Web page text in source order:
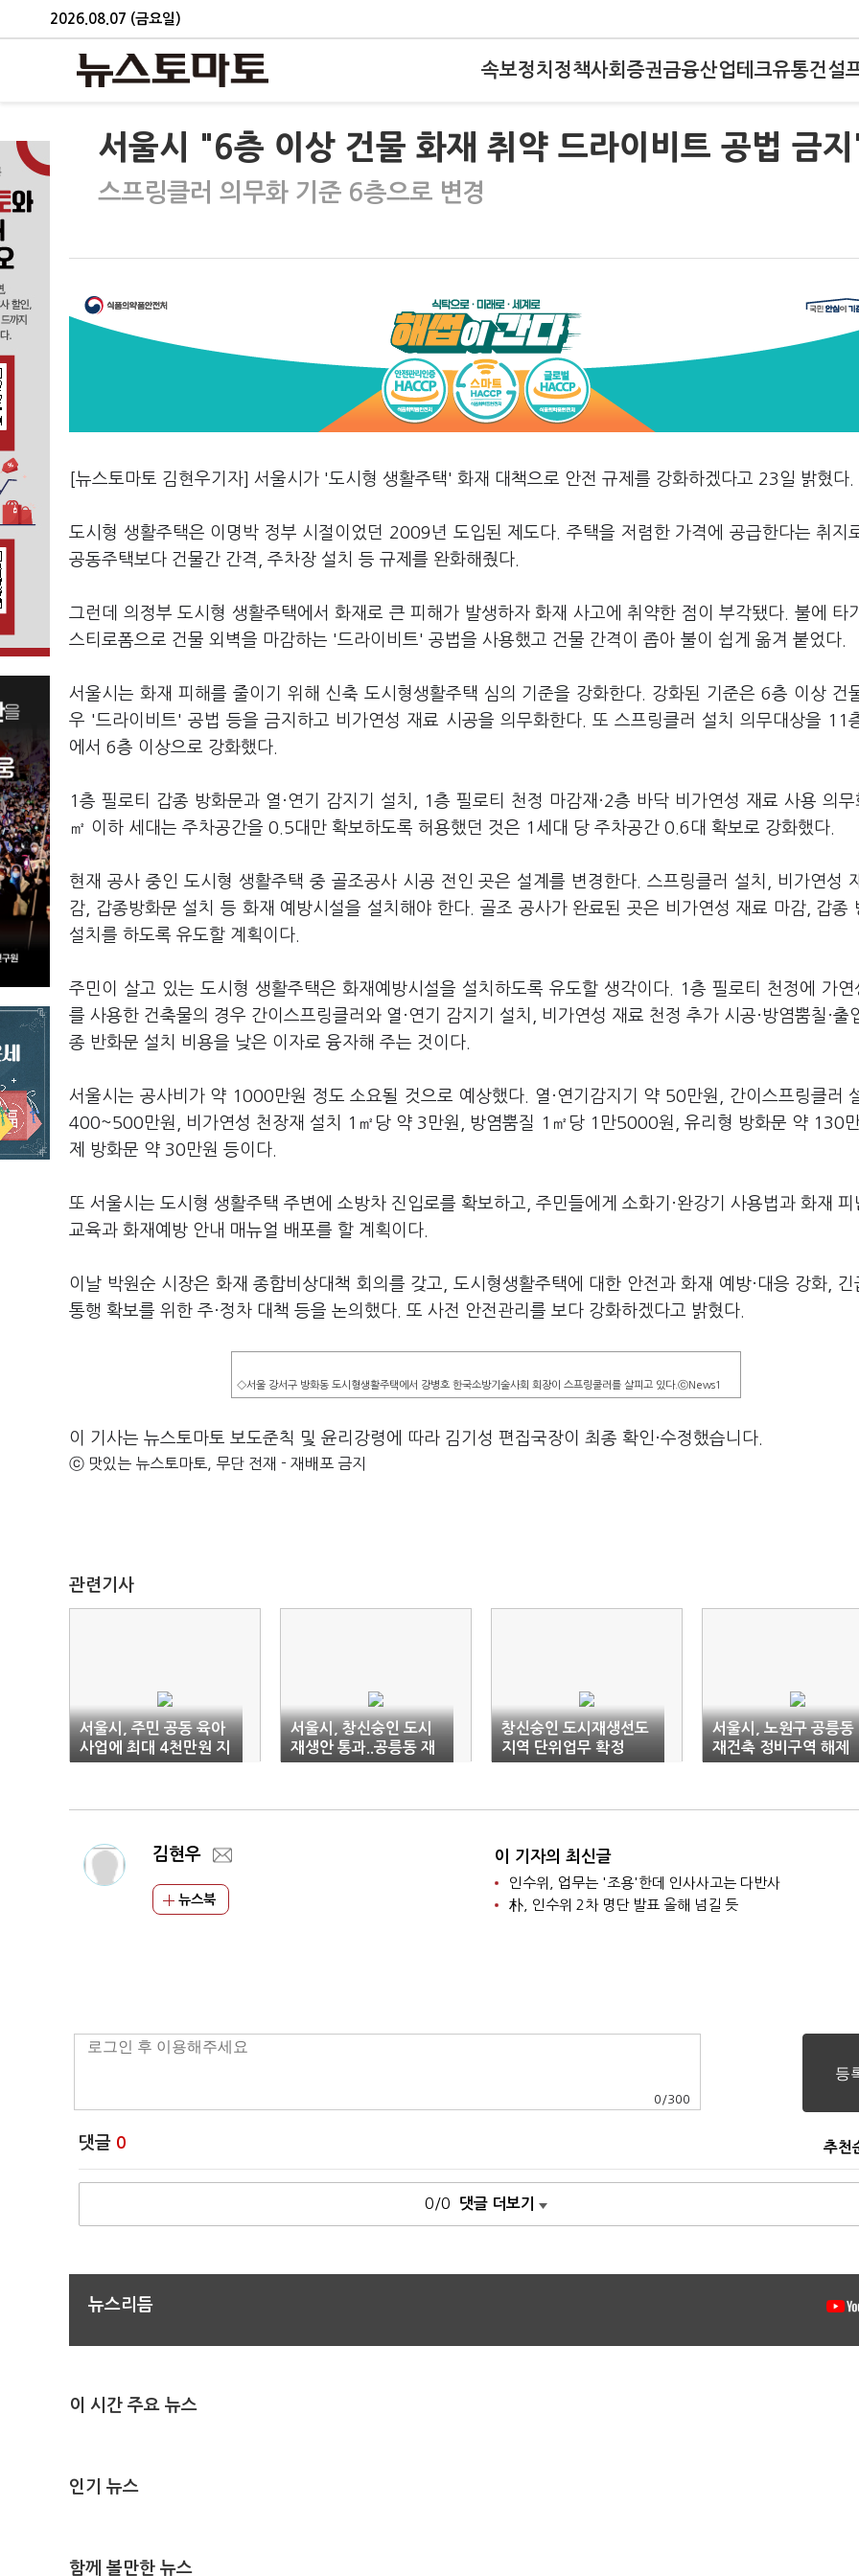
2026.08.07 (금요일)
속보정치 정책사회 증권금융산업테크유통건설
서울시 "6층 이상 건물 화재 취약 드라이비트 공법 금
스프링클러 의무화 기준 6층으로 변경
[뉴스토마토 김현우기자] 서울시가 '도시형 생활주택' 화재 대책으로 안전 규제를 강화하겠다고 23일 밝혔다.
도시형 생활주택은 이명박 정부 시절이었던 2009년 도입된 제도다. 주택을 저렴한 가격에 공급한다는 취지
공동주택보다 건물간 간격, 주차장 설치 등 규제를 완화해줬다.
그런데 의정부 도시형 생활주택에서 화재로 큰 피해가 발생하자 화재 사고에 취약한 점이 부각됐다. 불에 타
스티로폼으로 건물 외벽을 마감하는 '드라이비트' 공법을 사용했고 건물 간격이 좁아 불이 쉽게 옮겨 붙었다.
서울시는 화재 피해를 줄이기 위해 신축 도시형생활주택 심의 기준을 강화한다. 강화된 기준은 6층 이상 건
우 '드라이비트' 공법 등을 금지하고 비가연성 재료 시공을 의무화한다. 또 스프링클러 설치 의무대상을 11
에서 6층 이상으로 강화했다.
1층 필로티 갑종 방화문과 열·연기 감지기 설치, 1층 필로티 천정 마감재·2층 바닥 비가연성 재료 사용 의
㎡ 이하 세대는 주차공간을 0.5대만 확보하도록 허용했던 것은 1세대 당 주차공간 0.6대 확보로 강화했다.
현재 공사 중인 도시형 생활주택 중 골조공사 시공 전인 곳은 설계를 변경한다. 스프링클러 설치, 비가연성
감, 갑종방화문 설치 등 화재 예방시설을 설치해야 한다. 골조 공사가 완료된 곳은 비가연성 재료 마감, 갑종
설치를 하도록 유도할 계획이다.
주민이 살고 있는 도시형 생활주택은 화재예방시설을 설치하도록 유도할 생각이다. 1층 필로티 천정에 가연
를 사용한 건축물의 경우 간이스프링클러와 열·연기 감지기 설치, 비가연성 재료 천정 추가 시공·방염뿜칠·출
종 반화문 설치 비용을 낮은 이자로 융자해 주는 것이다.
서울시는 공사비가 약 1000만원 정도 소요될 것으로 예상했다. 열·연기감지기 약 50만원, 간이스프링클러
400~500만원, 비가연성 천장재 설치 1㎡당 약 3만원, 방염뿜질 1㎡당 1만5000원, 유리형 방화문 약 130
제 방화문 약 30만원 등이다.
또 서울시는 도시형 생활주택 주변에 소방차 진입로를 확보하고, 주민들에게 소화기·완강기 사용법과 화재 피
교육과 화재예방 안내 매뉴얼 배포를 할 계획이다.
이날 박원순 시장은 화재 종합비상대책 회의를 갖고, 도시형생활주택에 대한 안전과 화재 예방·대응 강화, 긴
통행 확보를 위한 주·정차 대책 등을 논의했다. 또 사전 안전관리를 보다 강화하겠다고 밝혔다.
◇서울 강서구 방화동 도시형생활주택에서 강병호 한국소방기술사회 회장이 스프링쿨러를 살피고 있다.ⓒNews1
이 기사는 뉴스토마토 보도준칙 및 윤리강령에 따라 김기성 편집국장이 최종 확인·수정했습니다.
ⓒ 맛있는 뉴스토마토, 무단 전재 - 재배포 금지
관련기사
서울시, 주민 공동 육아
사업에 최대 4천만원 지
원
서울시, 창신숭인 도시
재생안 통과..공릉동 재
건축 구역 해제
창신숭인 도시재생선도
지역 단위업무 확정
서울시, 노원구 공릉동
재건축 정비구역 해제
김현우
뉴스북
이 기자의 최신글
인수위, 업무는 '조용'한데 인사사고는 다반사
朴, 인수위 2차 명단 발표 올해 넘길 듯
0 /300
댓글 0 추천
0/0 댓글 더보기
뉴스리듬
이 시간 주요 뉴스
인기 뉴스
함께 볼만한 뉴스